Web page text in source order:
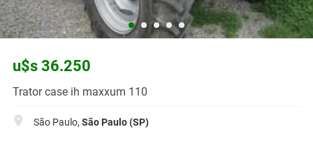
u$s 36.250
Trator case ih maxxum 110
São Paulo, São Paulo (SP)